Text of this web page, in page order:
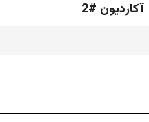
آکاردیون #2